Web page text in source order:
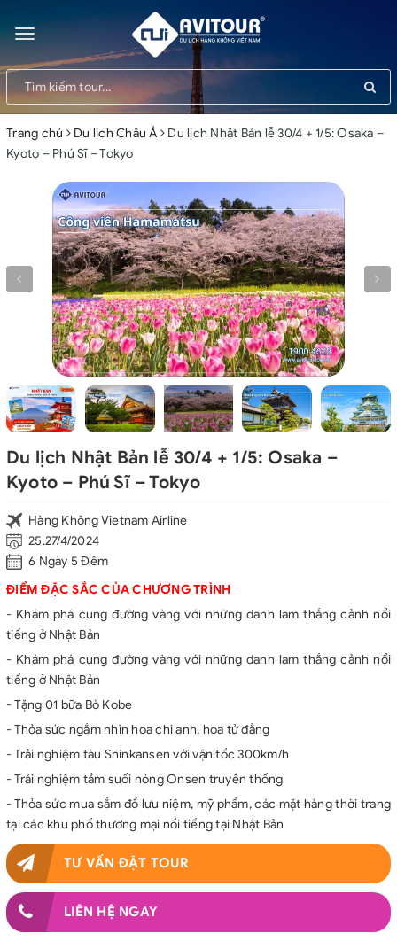
Toggle
navigation
Trang chủ Du lịch Châu Á
Du lịch Nhật Bản lễ 30/4 + 1/5: Osaka –
Kyoto – Phú Sĩ – Tokyo
Du lịch Nhật Bản lễ 30/4 + 1/5: Osaka –
Kyoto – Phú Sĩ – Tokyo
Hàng Không Vietnam Airline
25.27/4/2024
6 Ngày 5 Đêm
ĐIỂM ĐẶC SẮC CỦA CHƯƠNG TRÌNH
- Khám phá cung đường vàng với những danh lam thắng cảnh nổi
tiếng ở Nhật Bản
- Khám phá cung đường vàng với những danh lam thắng cảnh nổi
tiếng ở Nhật Bản
- Tặng 01 bữa Bò Kobe
- Thỏa sức ngắm nhìn hoa chi anh, hoa tử đằng
- Trải nghiệm tàu Shinkansen với vận tốc 300km/h
- Trải nghiệm tắm suối nóng Onsen truyền thống
- Thỏa sức mua sắm đồ lưu niệm, mỹ phẩm, các mặt hàng thời trang
tại các khu phố thương mại nổi tiếng tại Nhật Bản
TƯ VẤN ĐẶT TOUR
LIÊN HỆ NGAY